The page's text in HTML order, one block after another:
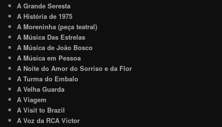
A Grande Seresta
A História de 1975
A Moreninha (peça teatral)
A Música Das Estrelas
A Música de João Bosco
A Música em Pessoa
A Noite do Amor do Sorriso e da Flor
A Turma do Embalo
A Velha Guarda
A Viagem
A Visit to Brazil
A Voz da RCA Victor